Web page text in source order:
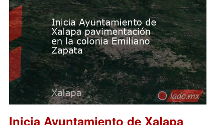
Inicia Ayuntamiento de Xalapa